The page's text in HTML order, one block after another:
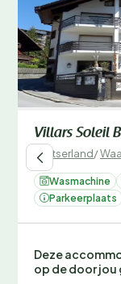
Villars Soleil
Zwitserland/
Wasmachine
Parkeerplaats
Deze
op de door